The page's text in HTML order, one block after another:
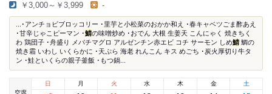
￥3,000～￥3,999 -
...･アンチョビブロッコリー ･里芋と小松菜のおかか和え ･春キャベツごま酢あえ
･甘辛じゃこピーマン ･鯖の味噌炒め ･おでん 大根 生姜天 こんにゃく 焼きちく
わ 鶏団子 ･舟盛り メバチマグロ アルゼンチン赤エビ コチ サーモン しめ鯖 鯛の
焼き霜 いわし いくらかに ･天ぷら 海老 れんこん キス めごち ･炭火厚切り牛タ
ン ･鮭といくらの親子釜飯 ･もつ鍋...
空席
日
月 火 水 木 金 土